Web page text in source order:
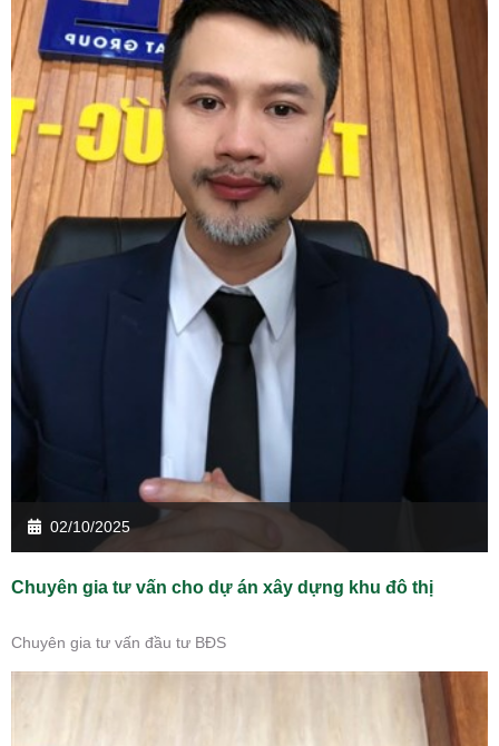
02/10/2025
Chuyên gia tư vấn cho dự án xây dựng khu đô thị
Chuyên gia tư vấn đầu tư BĐS